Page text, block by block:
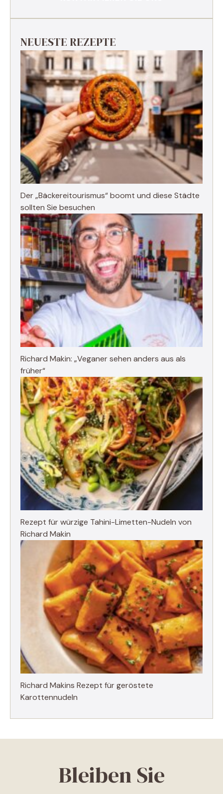
NEUESTE REZEPTE
Der „Bäckereitourismus“ boomt und diese Städte
sollten Sie besuchen
Richard Makin: „Veganer sehen anders aus als
früher“
Rezept für würzige Tahini-Limetten-Nudeln von
Richard Makin
Richard Makins Rezept für geröstete
Karottennudeln
Bleiben Sie